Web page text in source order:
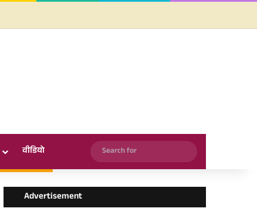
वीडियो
Search
for
Advertisement